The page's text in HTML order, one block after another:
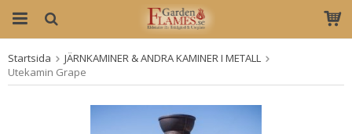
Startsida
JÄRNKAMINER & ANDRA KAMINER I METALL
Utekamin Grape